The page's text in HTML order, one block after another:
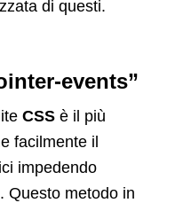
di questi.
events”
CSS è il più
facilmente il
impedendo
Questo metodo in